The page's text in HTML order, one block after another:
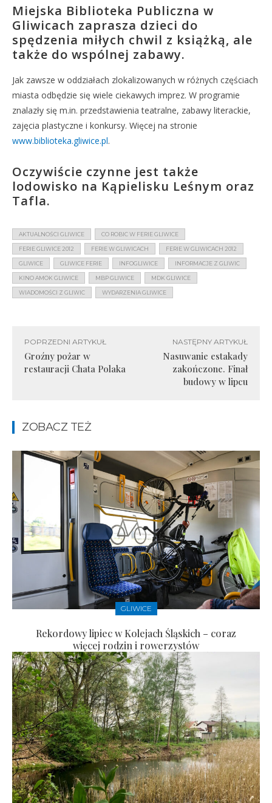
Miejska Biblioteka Publiczna w
Gliwicach zaprasza dzieci do
spędzenia miłych chwil z książką, ale
także do wspólnej zabawy.
Jak zawsze w oddziałach zlokalizowanych w różnych częściach
miasta odbędzie się wiele ciekawych imprez. W programie
znalazły się m.in. przedstawienia teatralne, zabawy literackie,
zajęcia plastyczne i konkursy. Więcej na stronie
www.biblioteka.gliwice.pl.
Oczywiście czynne jest także
lodowisko na Kąpielisku Leśnym oraz
Tafla.
AKTUALNOŚCI GLIWICE CO ROBIC W FERIE GLIWICE
FERIE GLIWICE 2012 FERIE W GLIWICACH FERIE W GLIWICACH 2012
GLIWICE GLIWICE FERIE INFOGLIWICE INFORMACJE Z GLIWIC
KINO AMOK GLIWICE MBP GLIWICE MDK GLIWICE
WIADOMOŚCI Z GLIWIC WYDARZENIA GLIWICE
POPRZEDNI ARTYKUŁ
Groźny pożar w
restauracji Chata Polaka
NASTĘPNY ARTYKUŁ
Nasuwanie estakady
zakończone. Finał
budowy w lipcu
ZOBACZ TEŻ
GLIWICE
Rekordowy lipiec w Kolejach Śląskich – coraz
więcej rodzin i rowerzystów